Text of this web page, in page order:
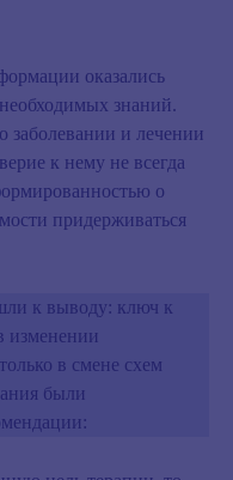
оказались
знаний.
и лечении
к нему не всегда
о
придерживаться
к выводу: ключ к
в смене схем
были
: